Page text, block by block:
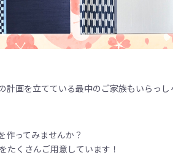
画を立てている最中のご家族もいらっし
作ってみませんか？
たくさんご用意しています！